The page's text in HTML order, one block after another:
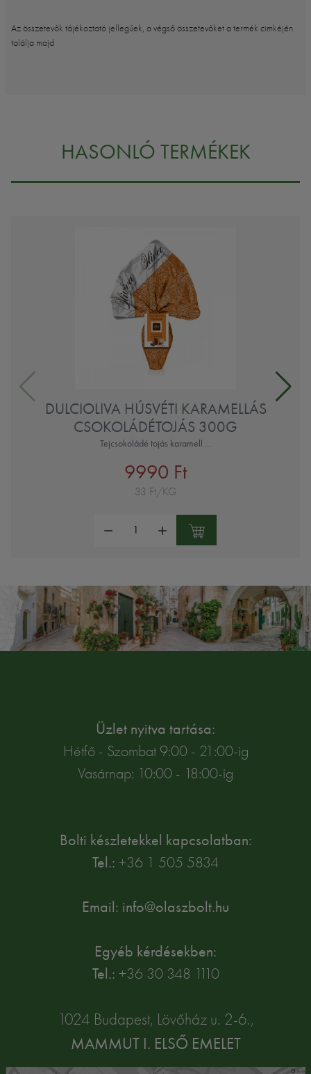
Az összetevők tájékoztató jellegűek, a végső összetevőket a termék cimkéjén
találja majd
HASONLÓ TERMÉKEK
DULCIOLIVA HÚSVÉTI KARAMELLÁS
CSOKOLÁDÉTOJÁS 300G
Tejcsokoládé tojás karamell ...
9990 Ft
33 Ft/KG
Üzlet nyitva tartása:
Hétfő - Szombat 9:00 - 21:00-ig
Vasárnap: 10:00 - 18:00-ig
Bolti készletekkel kapcsolatban:
Tel.: +36 1 505 5834
Email: info@olaszbolt.hu
Egyéb kérdésekben:
Tel.: +36 30 348 1110
1024 Budapest, Lövőház u. 2-6.,
MAMMUT I. ELSŐ EMELET